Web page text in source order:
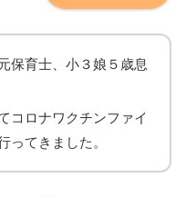
保育士、小３娘５歳息
コロナワクチンファイ
ってきました。